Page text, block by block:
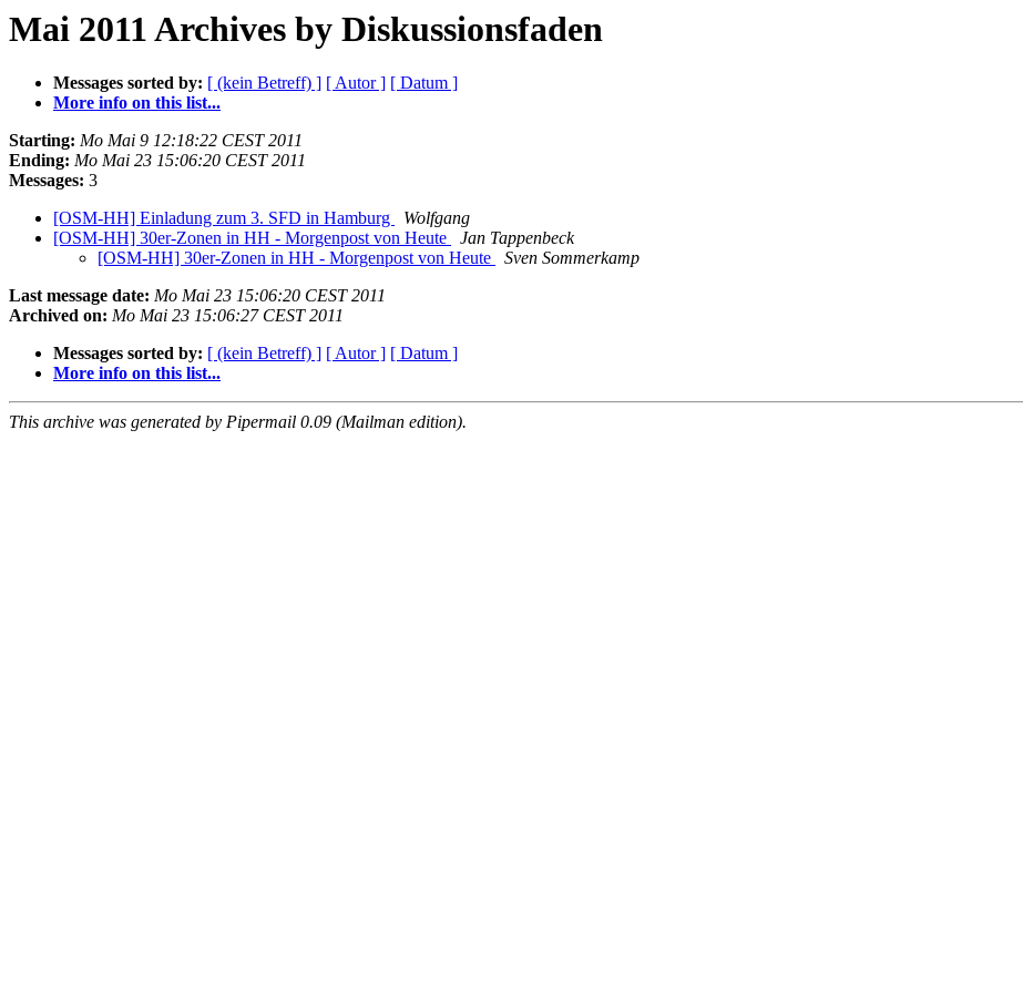
Mai 2011 Archives by Diskussionsfaden
Messages sorted by: [ (kein Betreff) ] [ Autor ] [ Datum ]
More info on this list...
Starting: Mo Mai 9 12:18:22 CEST 2011
Ending: Mo Mai 23 15:06:20 CEST 2011
Messages: 3
[OSM-HH] Einladung zum 3. SFD in Hamburg
Wolfgang
[OSM-HH] 30er-Zonen in HH - Morgenpost von Heute
Jan Tappenbeck
[OSM-HH] 30er-Zonen in HH - Morgenpost von Heute
Sven Sommerkamp
Last message date: Mo Mai 23 15:06:20 CEST 2011
Archived on: Mo Mai 23 15:06:27 CEST 2011
Messages sorted by: [ (kein Betreff) ] [ Autor ] [ Datum ]
More info on this list...
This archive was generated by Pipermail 0.09 (Mailman edition).